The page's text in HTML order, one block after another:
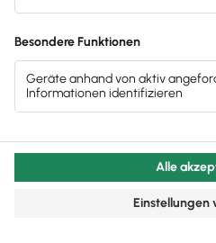
Entwicklung, Hosting und
deutschen Standards –
zuverlässig.
Häufige Fragen
Antworten auf
Fragen zur
Buchhaltung